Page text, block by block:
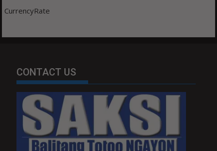
CurrencyRate
CONTACT US